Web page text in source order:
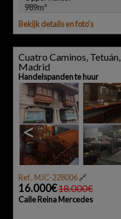
989m²
Bekijk details en foto's
Cuatro Caminos, Tetuán,
Madrid
Handelspanden te huur
<
Ref.. MJC-228006🔗
16.000€18.000€
Calle Reina Mercedes